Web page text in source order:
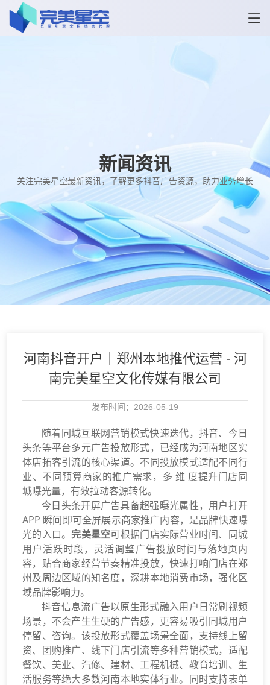
新闻资讯
关注完美星空最新资讯，了解更多抖音广告资源，助力业务增长
河南抖音开户｜郑州本地推代运营 - 河
南完美星空文化传媒有限公司
发布时间：2026-05-19
随着同城互联网营销模式快速迭代，抖音、今日
头条等平台多元广告投放形式，已经成为河南地区实
体店拓客引流的核心渠道。不同投放模式适配不同行
业、不同预算商家的推广需求，多 维 度提升门店同
城曝光量，有效拉动客源转化。
今日头条开屏广告具备超强曝光属性，用户打开
APP 瞬间即可全屏展示商家推广内容，是品牌快速曝
光的入口。 完美星空可根据门店实际营业时间、同城
用户活跃时段，灵活调整广告投放时间与落地页内
容，贴合商家经营节奏精准投放，快速打响门店在郑
州及周边区域的知名度，深耕本地消费市场，强化区
域品牌影响力。
抖音信息流广告以原生形式融入用户日常刷视频
场景，不会产生生硬的广告感，更容易吸引同城用户
停留、咨询。该投放形式覆盖场景全面，支持线上留
资、团购推广、线下门店引流等多种营销模式，适配
餐饮、美业、汽修、建材、工程机械、教育培训、生
活服务等绝大多数河南本地实体行业。同时支持表单